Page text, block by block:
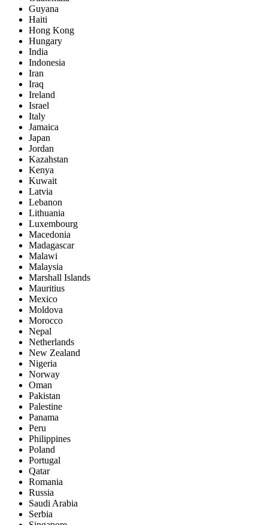
Guyana
Haiti
Hong Kong
Hungary
India
Indonesia
Iran
Iraq
Ireland
Israel
Italy
Jamaica
Japan
Jordan
Kazahstan
Kenya
Kuwait
Latvia
Lebanon
Lithuania
Luxembourg
Macedonia
Madagascar
Malawi
Malaysia
Marshall Islands
Mauritius
Mexico
Moldova
Morocco
Nepal
Netherlands
New Zealand
Nigeria
Norway
Oman
Pakistan
Palestine
Panama
Peru
Philippines
Poland
Portugal
Qatar
Romania
Russia
Saudi Arabia
Serbia